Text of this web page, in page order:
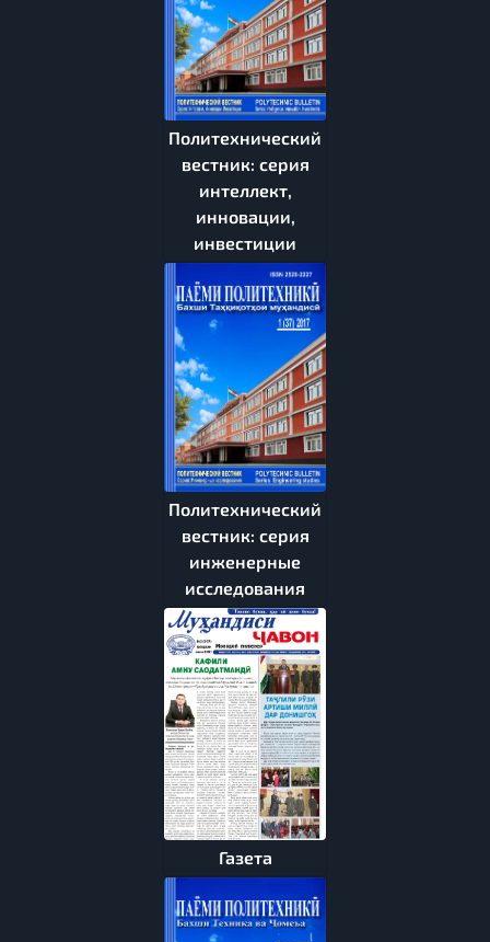
Политехнический
вестник: серия
интеллект,
инновации,
инвестиции
Политехнический
вестник: серия
инженерные
исследования
Газета